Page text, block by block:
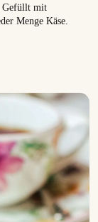
Gefüllt mit
Menge Käse.